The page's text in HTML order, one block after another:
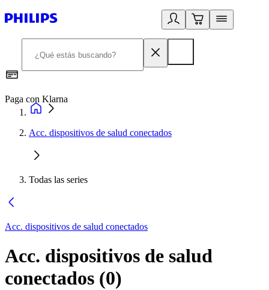
Paga con Klarna
Acc. dispositivos de salud conectados
Todas las series
Acc. dispositivos de salud conectados
Acc. dispositivos de salud
conectados (0)